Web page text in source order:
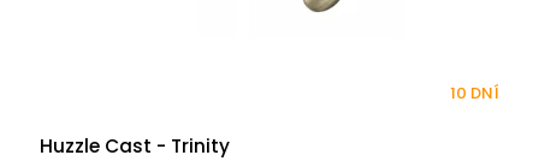
Huzzle Cast - Trinity
10 DNÍ